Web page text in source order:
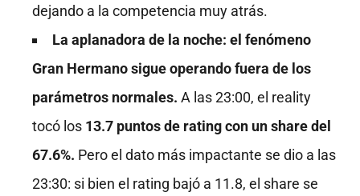
dejando a la competencia muy atrás.
La aplanadora de la noche: el fenómeno
Gran Hermano sigue operando fuera de los
parámetros normales. A las 23:00, el reality
tocó los 13.7 puntos de rating con un share del
67.6%. Pero el dato más impactante se dio a las
23:30: si bien el rating bajó a 11.8, el share se